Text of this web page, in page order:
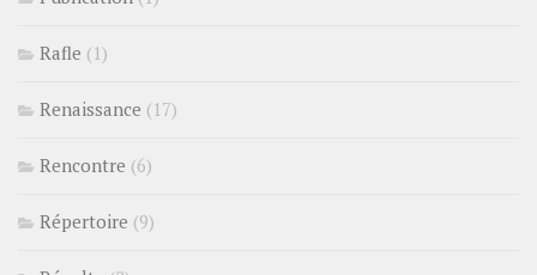
Rafle (1)
Renaissance (17)
Rencontre (6)
Répertoire (9)